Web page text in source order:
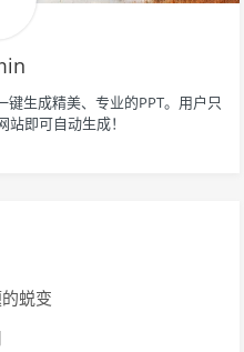
生成精美、专业的PPT。用户只
即可自动生成！
蜕变